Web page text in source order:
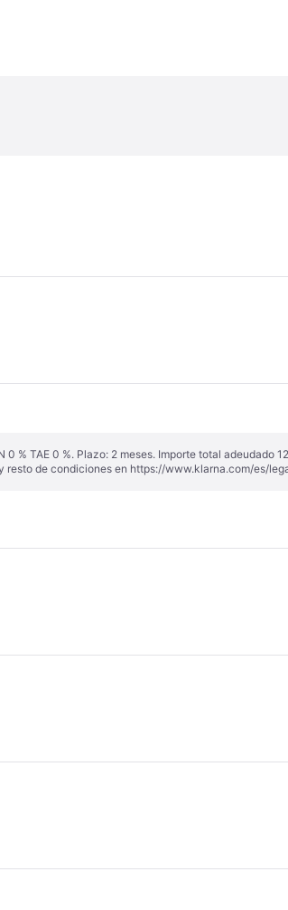
TAE 0 %. Plazo: 2 meses. Importe total adeudado
resto de condiciones en https://www.klarna.com/es/